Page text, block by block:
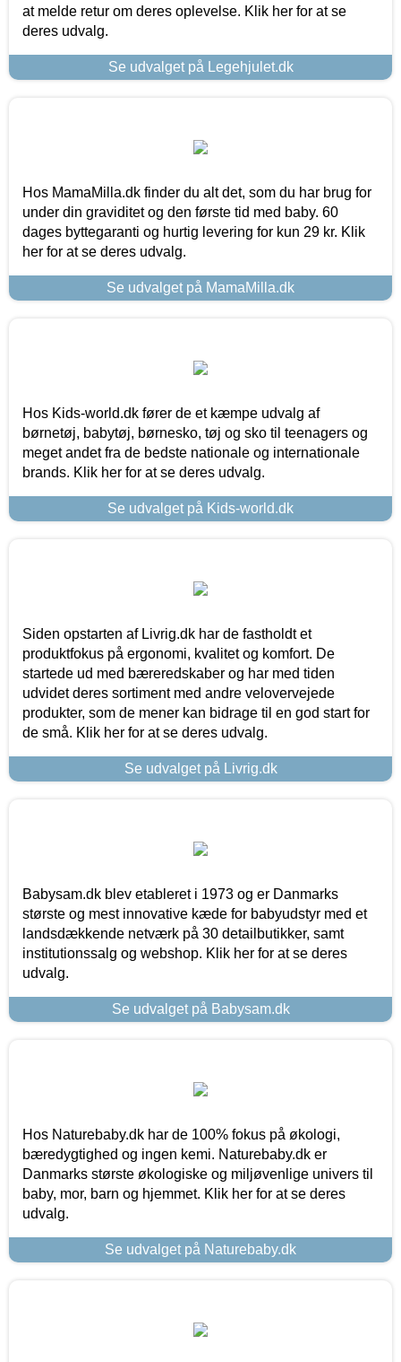
at melde retur om deres oplevelse. Klik her for at se
deres udvalg.
Se udvalget på Legehjulet.dk
Hos MamaMilla.dk finder du alt det, som du har brug for
under din graviditet og den første tid med baby. 60
dages byttegaranti og hurtig levering for kun 29 kr. Klik
her for at se deres udvalg.
Se udvalget på MamaMilla.dk
Hos Kids-world.dk fører de et kæmpe udvalg af
børnetøj, babytøj, børnesko, tøj og sko til teenagers og
meget andet fra de bedste nationale og internationale
brands. Klik her for at se deres udvalg.
Se udvalget på Kids-world.dk
Siden opstarten af Livrig.dk har de fastholdt et
produktfokus på ergonomi, kvalitet og komfort. De
startede ud med bæreredskaber og har med tiden
udvidet deres sortiment med andre velovervejede
produkter, som de mener kan bidrage til en god start for
de små. Klik her for at se deres udvalg.
Se udvalget på Livrig.dk
Babysam.dk blev etableret i 1973 og er Danmarks
største og mest innovative kæde for babyudstyr med et
landsdækkende netværk på 30 detailbutikker, samt
institutionssalg og webshop. Klik her for at se deres
udvalg.
Se udvalget på Babysam.dk
Hos Naturebaby.dk har de 100% fokus på økologi,
bæredygtighed og ingen kemi. Naturebaby.dk er
Danmarks største økologiske og miljøvenlige univers til
baby, mor, barn og hjemmet. Klik her for at se deres
udvalg.
Se udvalget på Naturebaby.dk